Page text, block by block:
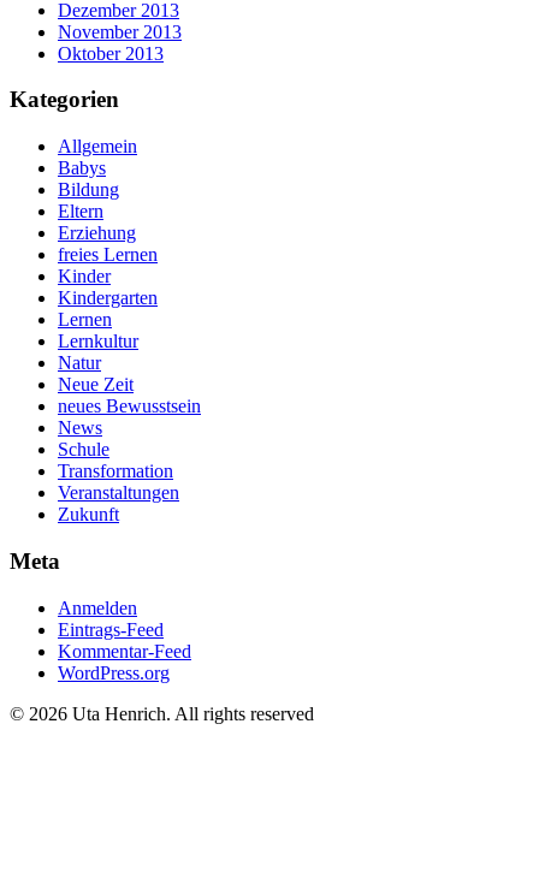
Dezember 2013
November 2013
Oktober 2013
Kategorien
Allgemein
Babys
Bildung
Eltern
Erziehung
freies Lernen
Kinder
Kindergarten
Lernen
Lernkultur
Natur
Neue Zeit
neues Bewusstsein
News
Schule
Transformation
Veranstaltungen
Zukunft
Meta
Anmelden
Eintrags-Feed
Kommentar-Feed
WordPress.org
© 2026 Uta Henrich. All rights reserved